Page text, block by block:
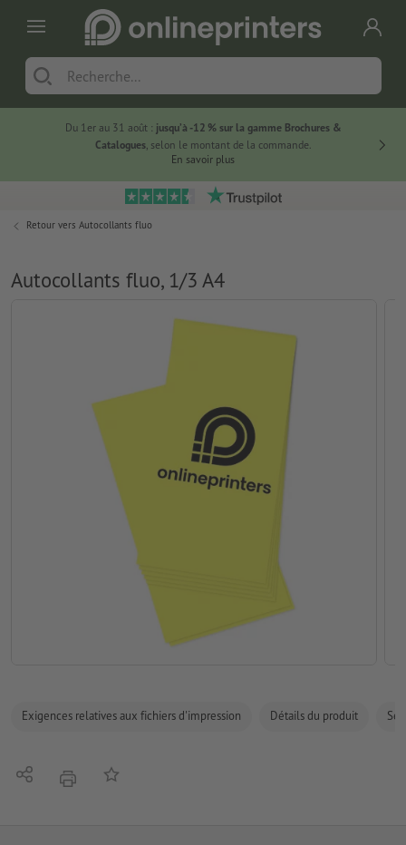
Du 1er au 31 août : jusqu’à -12 % sur la gamme Brochures &
Catalogues, selon le montant de la commande.
En savoir plus
Retour vers Autocollants fluo
Autocollants fluo, 1/3 A4
Exigences relatives aux fichiers d'impression Détails du produit
PartagerimprimerAjouter à liste d'article